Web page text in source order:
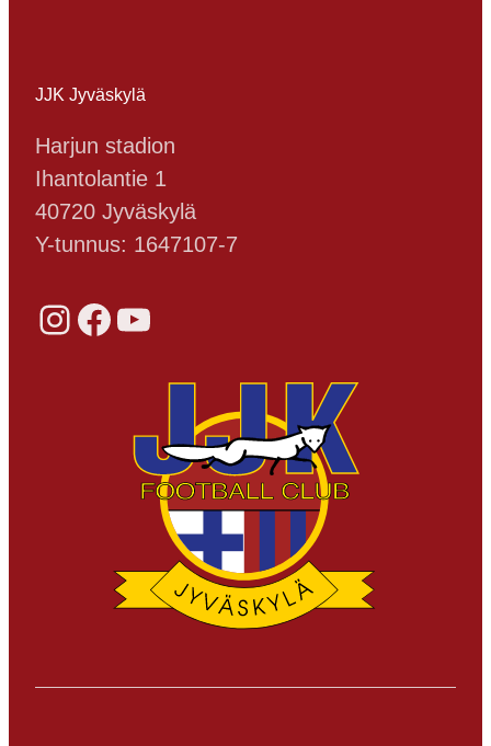
JJK Jyväskylä
Harjun stadion
Ihantolantie 1
40720 Jyväskylä
Y-tunnus: 1647107-7
Instagram Facebook YouTube